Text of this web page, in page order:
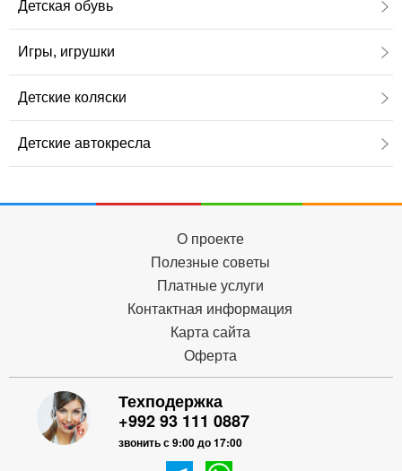
Детская обувь
Игры, игрушки
Детские коляски
Детские автокресла
О проекте
Полезные советы
Платные услуги
Контактная информация
Карта сайта
Оферта
Техподержка
+992 93 111 0887
звонить с 9:00 до 17:00